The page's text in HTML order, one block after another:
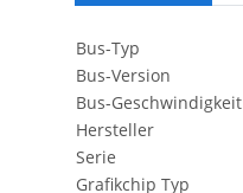
Bus-Typ
Bus-Version
Bus-Geschwindigkeit
Hersteller
Serie
Grafikchip Typ